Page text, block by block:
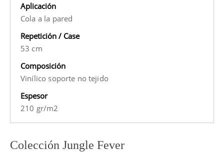
Aplicación
Cola a la pared
Repetición / Case
53 cm
Composición
Vinílico soporte no tejido
Espesor
210 gr/m2
Colección Jungle Fever